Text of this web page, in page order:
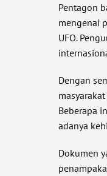
Pentagon
mengenai
UFO.
Dengan
Beberapa
adanya
Dokumen